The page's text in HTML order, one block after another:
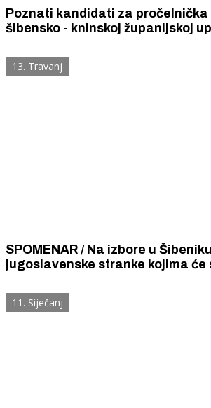
Poznati kandidati za pročelnička
šibensko - kninskoj županijskoj upravi
13. Travanj
SPOMENAR / Na izbore u Šibeniku izlaze tri jake
jugoslavenske stranke kojima
Udruga vinogradara i Glas
11. Siječanj